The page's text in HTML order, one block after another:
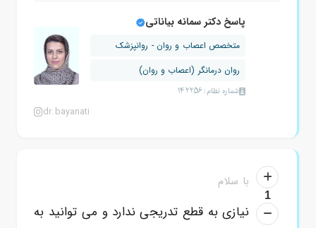
پاسخ دکتر سمانه بیاناتی
متخصص اعصاب و روان - روانپزشک
روان درمانگر (اعصاب و روان)
شماره نظام: 142256
dr.bayanati
1
با سلام
نیازی به قطع تدریجی ندارد و می توانید به